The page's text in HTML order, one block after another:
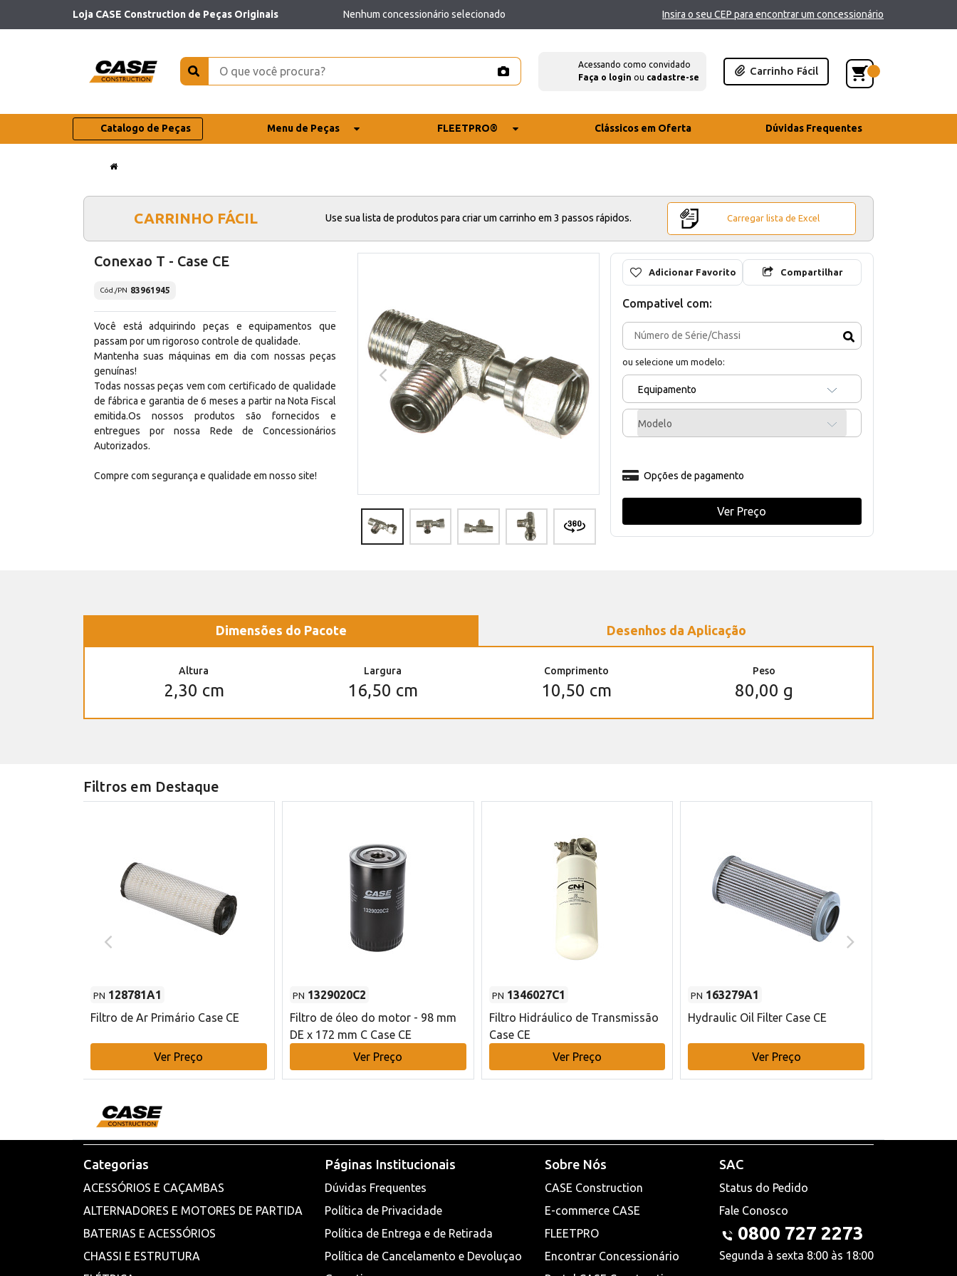
Loja CASE Construction de Peças Originais Nenhum concessionário selecionado Insira o seu CEP para encontrar um concessionário
Acessando como convidado
Faça o login ou cadastre-se
Carrinho Fácil
Catalogo de Peças Menu de Peças FLEETPRO® Clássicos em Oferta Dúvidas Frequentes
CARRINHO FÁCIL Use sua lista de produtos para criar um carrinho em 3 passos rápidos. Carregar lista de Excel
Conexao T - Case CE
Cód./PN 83961945
Você está adquirindo peças e equipamentos que
passam por um rigoroso controle de qualidade.
Mantenha suas máquinas em dia com nossas peças
genuínas!
Todas nossas peças vem com certificado de qualidade
de fábrica e garantia de 6 meses a partir na Nota Fiscal
emitida.Os nossos produtos são fornecidos e
entregues por nossa Rede de Concessionários
Autorizados.
Compre com segurança e qualidade em nosso site!
Adicionar Favorito Compartilhar
Compativel com:
ou selecione um modelo:
Equipamento
Modelo
Opções de pagamento
Ver Preço
Dimensões do Pacote Desenhos da Aplicação
Altura
2,30 cm
Largura
16,50 cm
Comprimento
10,50 cm
Peso
80,00 g
Filtros em Destaque
PN 128781A1
Filtro de Ar Primário Case CE
Ver Preço
PN 1329020C2
Filtro de óleo do motor - 98 mm
DE x 172 mm C Case CE
Ver Preço
PN 1346027C1
Filtro Hidráulico de Transmissão
Case CE
Ver Preço
PN 163279A1
Hydraulic Oil Filter Case CE
Ver Preço
Categorias
ACESSÓRIOS E CAÇAMBAS
ALTERNADORES E MOTORES DE PARTIDA
BATERIAS E ACESSÓRIOS
CHASSI E ESTRUTURA
Páginas Institucionais
Dúvidas Frequentes
Política de Privacidade
Política de Entrega e de Retirada
Política de Cancelamento e Devoluçao
Sobre Nós
CASE Construction
E-commerce CASE
FLEETPRO
Encontrar Concessionário
SAC
Status do Pedido
Fale Conosco
0800 727 2273
Segunda à sexta 8:00 às 18:00